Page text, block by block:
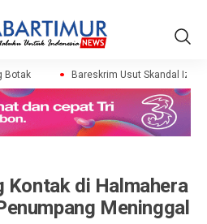
Bareskrim Usut Skandal Izin
di Halmahera
Meninggal